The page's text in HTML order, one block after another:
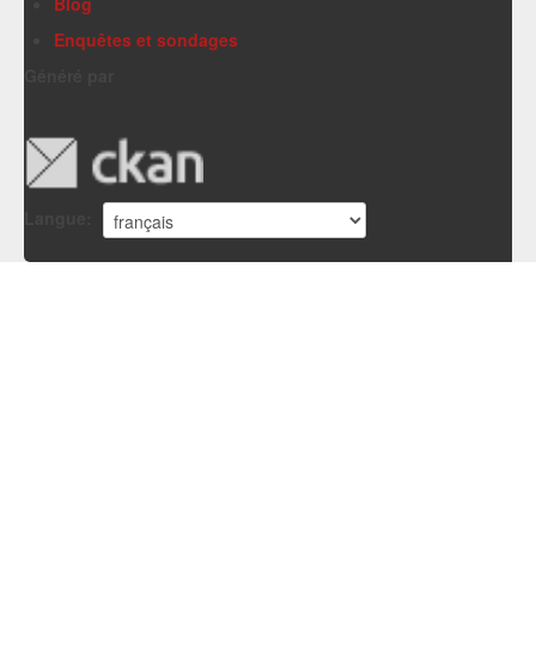
Enquêtes et sondages